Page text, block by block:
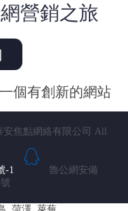
營銷之旅
個有創新的網站
安焦點網絡有限公司 All
-1
魯公網安備